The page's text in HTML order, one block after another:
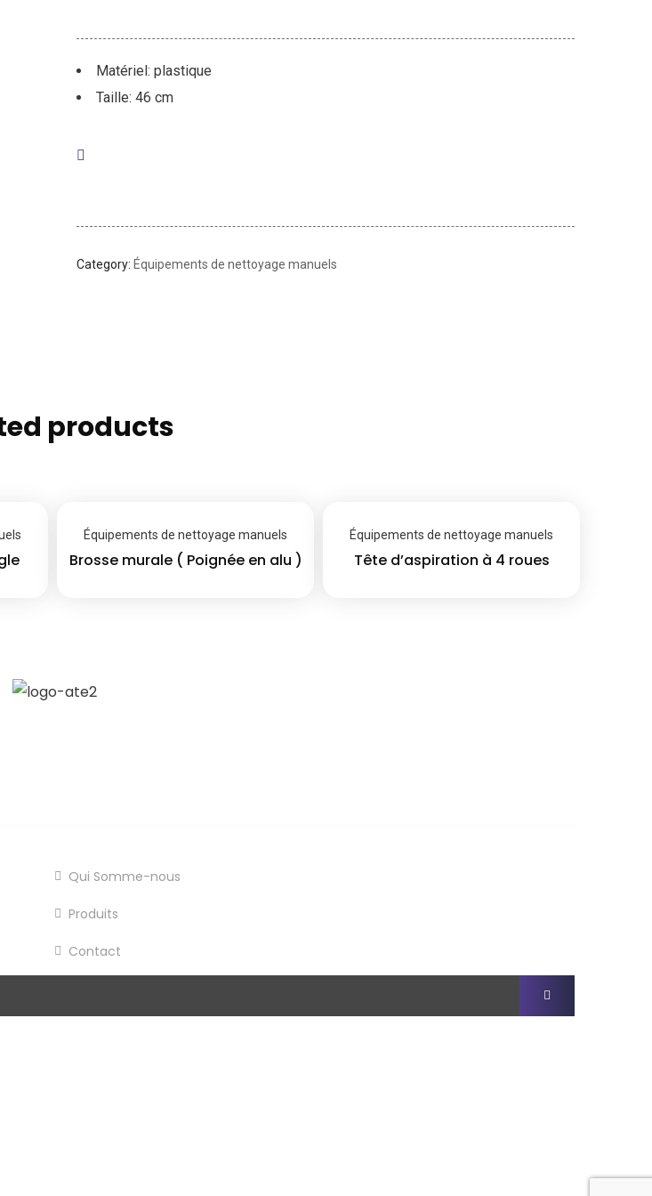
Matériel: plastique
Taille: 46 cm
Category: Équipements de nettoyage manuels
products
Équipements de nettoyage manuels
Brosse murale ( Poignée en alu )
Équipements de nettoyage manuels
Tête d’aspiration à 4 roues
Qui Somme-nous
Produits
Contact